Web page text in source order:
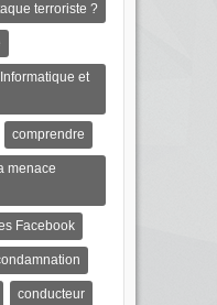
terroriste ?
et
comprendre
menace
Facebook
conducteur